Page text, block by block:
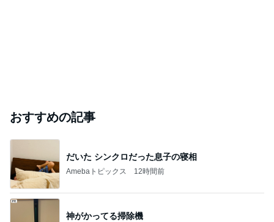
おすすめの記事
だいた シンクロだった息子の寝相
Amebaトピックス 12時間前
神がかってる掃除機